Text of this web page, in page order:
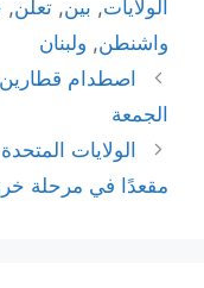
الولايات, بين, تعلن,
واشنطن, ولبنان
اصطدام قطارين
الجمعة
مقعدًا في مرحلة خروج